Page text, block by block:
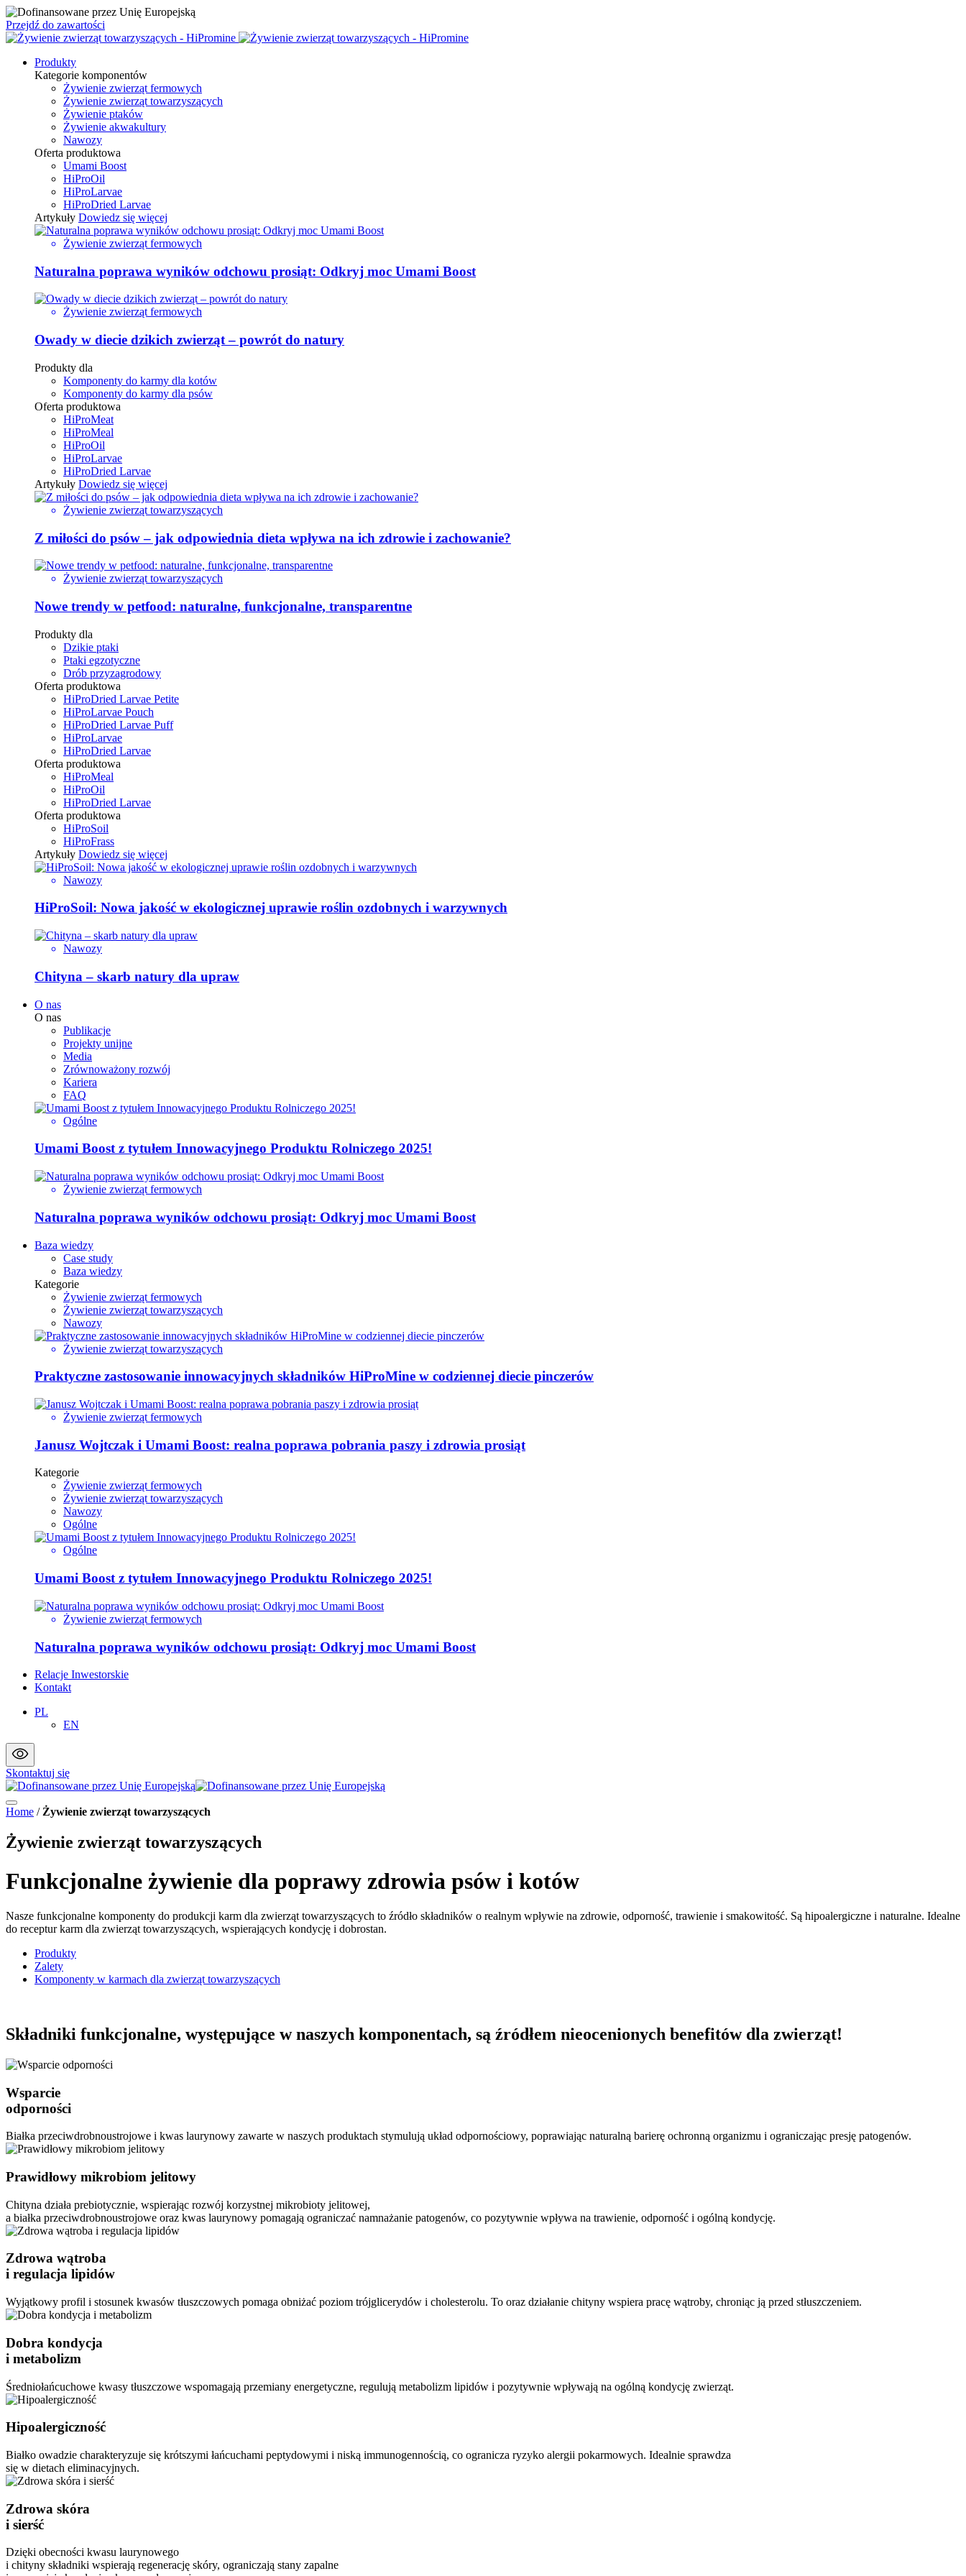
Przejdź do zawartości
Produkty
Kategorie komponentów
Żywienie zwierząt fermowych
Żywienie zwierząt towarzyszących
Żywienie ptaków
Żywienie akwakultury
Nawozy
Oferta produktowa
Umami Boost
HiProOil
HiProLarvae
HiProDried Larvae
Artykuły Dowiedz się więcej
Żywienie zwierząt fermowych
Naturalna poprawa wyników odchowu prosiąt: Odkryj moc Umami Boost
Żywienie zwierząt fermowych
Owady w diecie dzikich zwierząt – powrót do natury
Produkty dla
Komponenty do karmy dla kotów
Komponenty do karmy dla psów
Oferta produktowa
HiProMeat
HiProMeal
HiProOil
HiProLarvae
HiProDried Larvae
Artykuły Dowiedz się więcej
Żywienie zwierząt towarzyszących
Z miłości do psów – jak odpowiednia dieta wpływa na ich zdrowie i zachowanie?
Żywienie zwierząt towarzyszących
Nowe trendy w petfood: naturalne, funkcjonalne, transparentne
Produkty dla
Dzikie ptaki
Ptaki egzotyczne
Drób przyzagrodowy
Oferta produktowa
HiProDried Larvae Petite
HiProLarvae Pouch
HiProDried Larvae Puff
HiProLarvae
HiProDried Larvae
Oferta produktowa
HiProMeal
HiProOil
HiProDried Larvae
Oferta produktowa
HiProSoil
HiProFrass
Artykuły Dowiedz się więcej
Nawozy
HiProSoil: Nowa jakość w ekologicznej uprawie roślin ozdobnych i warzywnych
Nawozy
Chityna – skarb natury dla upraw
O nas
O nas
Publikacje
Projekty unijne
Media
Zrównoważony rozwój
Kariera
FAQ
Ogólne
Umami Boost z tytułem Innowacyjnego Produktu Rolniczego 2025!
Żywienie zwierząt fermowych
Naturalna poprawa wyników odchowu prosiąt: Odkryj moc Umami Boost
Baza wiedzy
Case study
Baza wiedzy
Kategorie
Żywienie zwierząt fermowych
Żywienie zwierząt towarzyszących
Nawozy
Żywienie zwierząt towarzyszących
Praktyczne zastosowanie innowacyjnych składników HiProMine w codziennej diecie pinczerów
Żywienie zwierząt fermowych
Janusz Wojtczak i Umami Boost: realna poprawa pobrania paszy i zdrowia prosiąt
Kategorie
Żywienie zwierząt fermowych
Żywienie zwierząt towarzyszących
Nawozy
Ogólne
Ogólne
Umami Boost z tytułem Innowacyjnego Produktu Rolniczego 2025!
Żywienie zwierząt fermowych
Naturalna poprawa wyników odchowu prosiąt: Odkryj moc Umami Boost
Relacje Inwestorskie
Kontakt
PL
EN
Skontaktuj się
Home / Żywienie zwierząt towarzyszących
Żywienie zwierząt towarzyszących
Funkcjonalne żywienie dla poprawy zdrowia psów i kotów
Nasze funkcjonalne komponenty do produkcji karm dla zwierząt towarzyszących to źródło składników o realnym wpływie na zdrowie, odporność, trawienie i smakowitość. Są hipoalergiczne i naturalne. Idealne
do receptur karm dla zwierząt towarzyszących, wspierających kondycję i dobrostan.
Produkty
Zalety
Komponenty w karmach dla zwierząt towarzyszących
Składniki funkcjonalne, występujące w naszych komponentach, są źródłem nieocenionych benefitów dla zwierząt!
Wsparcie
odporności
Białka przeciwdrobnoustrojowe i kwas laurynowy zawarte w naszych produktach stymulują układ odpornościowy, poprawiając naturalną barierę ochronną organizmu i ograniczając presję patogenów.
Prawidłowy mikrobiom jelitowy
Chityna działa prebiotycznie, wspierając rozwój korzystnej mikrobioty jelitowej,
a białka przeciwdrobnoustrojowe oraz kwas laurynowy pomagają ograniczać namnażanie patogenów, co pozytywnie wpływa na trawienie, odporność i ogólną kondycję.
Zdrowa wątroba
i regulacja lipidów
Wyjątkowy profil i stosunek kwasów tłuszczowych pomaga obniżać poziom trójglicerydów i cholesterolu. To oraz działanie chityny wspiera pracę wątroby, chroniąc ją przed stłuszczeniem.
Dobra kondycja
i metabolizm
Średniołańcuchowe kwasy tłuszczowe wspomagają przemiany energetyczne, regulują metabolizm lipidów i pozytywnie wpływają na ogólną kondycję zwierząt.
Hipoalergiczność
Białko owadzie charakteryzuje się krótszymi łańcuchami peptydowymi i niską immunogennością, co ogranicza ryzyko alergii pokarmowych. Idealnie sprawdza
się w dietach eliminacyjnych.
Zdrowa skóra
i sierść
Dzięki obecności kwasu laurynowego
i chityny składniki wspierają regenerację skóry, ograniczają stany zapalne